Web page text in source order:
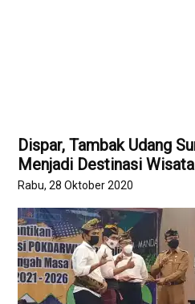
Dispar, Tambak Udang
Menjadi Destinasi
Rabu, 28 Oktober 2020